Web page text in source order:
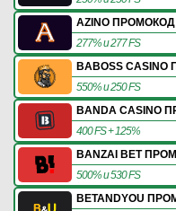
AZINO ПРОМОКОД
277% и 277 FS
BABOSS
550% и 250 FS
BANDA CASINO
400 FS + 125%
BANZAI BET
500% и 530 FS
BETANDYOU